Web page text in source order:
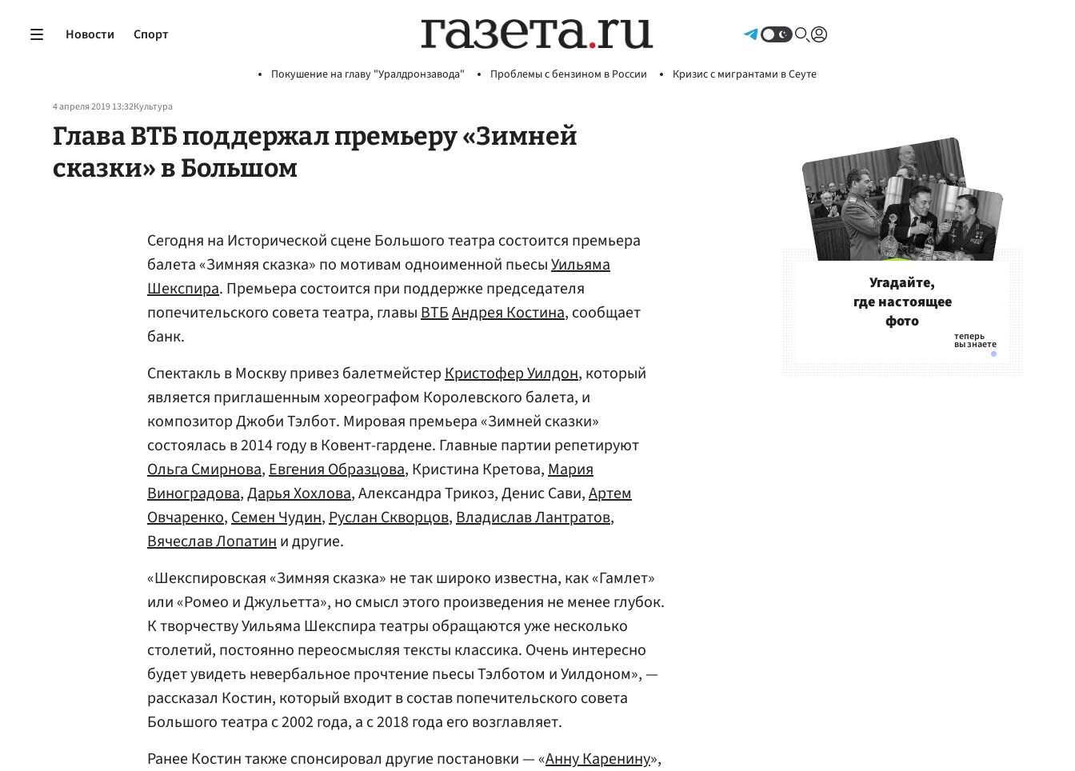
Новости Спорт
Покушение на главу "Уралдронзавода" Проблемы с бензином в России Кризис с мигрантами в Сеуте
4 апреля 2019 13:32Культура
Глава ВТБ поддержал премьеру «Зимней
сказки» в Большом
Сегодня на Исторической сцене Большого театра состоится премьера
балета «Зимняя сказка» по мотивам одноименной пьесыУильяма
Шекспира. Премьера состоится при поддержке председателя
попечительского совета театра, главыВТБАндрея Костина, сообщает
банк.
Спектакль в Москву привез балетмейстерКристофер Уилдон, который
является приглашенным хореографом Королевского балета, и
композитор Джоби Тэлбот. Мировая премьера «Зимней сказки»
состоялась в 2014 году в Ковент-гардене. Главные партии репетируют
Ольга Смирнова,Евгения Образцова, Кристина Кретова,Мария
Виноградова,Дарья Хохлова, Александра Трикоз, Денис Сави,Артем
Овчаренко,Семен Чудин,Руслан Скворцов,Владислав Лантратов,
Вячеслав Лопатини другие.
«Шекспировская «Зимняя сказка» не так широко известна, как «Гамлет»
или «Ромео и Джульетта», но смысл этого произведения не менее глубок.
К творчеству Уильяма Шекспира театры обращаются уже несколько
столетий, постоянно переосмысляя тексты классика. Очень интересно
будет увидеть невербальное прочтение пьесы Тэлботом и Уилдоном», —
рассказал Костин, который входит в состав попечительского совета
Большого театра с 2002 года, а с 2018 года его возглавляет.
Ранее Костин также спонсировал другие постановки — «Анну Каренину»,
Угадайте,
где настоящее
фото